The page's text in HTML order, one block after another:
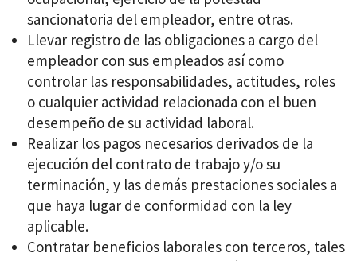
sancionatoria del empleador, entre otras.
Llevar registro de las obligaciones a cargo del
empleador con sus empleados así como
controlar las responsabilidades, actitudes, roles
o cualquier actividad relacionada con el buen
desempeño de su actividad laboral.
Realizar los pagos necesarios derivados de la
ejecución del contrato de trabajo y/o su
terminación, y las demás prestaciones sociales a
que haya lugar de conformidad con la ley
aplicable.
Contratar beneficios laborales con terceros, tales